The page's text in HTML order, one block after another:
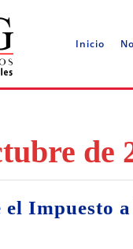
Inicio
de
el Impuesto